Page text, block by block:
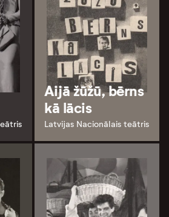
Aijā žūžū, bērns
kā lācis
Latvijas Nacionālais teātris